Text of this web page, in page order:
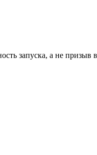
запуска, а не